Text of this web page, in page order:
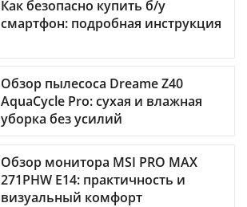
Как безопасно купить б/у
смартфон: подробная инструкция
Обзор пылесоса Dreame Z40
AquaCycle Pro: сухая и влажная
уборка без усилий
Обзор монитора MSI PRO MAX
271PHW E14: практичность и
визуальный комфорт